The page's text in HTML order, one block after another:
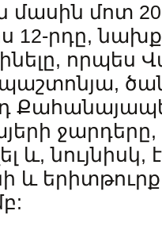
մասին մոտ
12-րդը,
որպես
և, նույնիսկ,
և